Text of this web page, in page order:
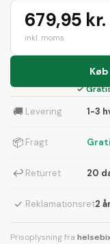
679,95 kr.
inkl. moms
✓
🚚 Levering 1-3
📦 Fragt
↩ Returret 20
✓ Reklamationsret2
Prisoplysning fra